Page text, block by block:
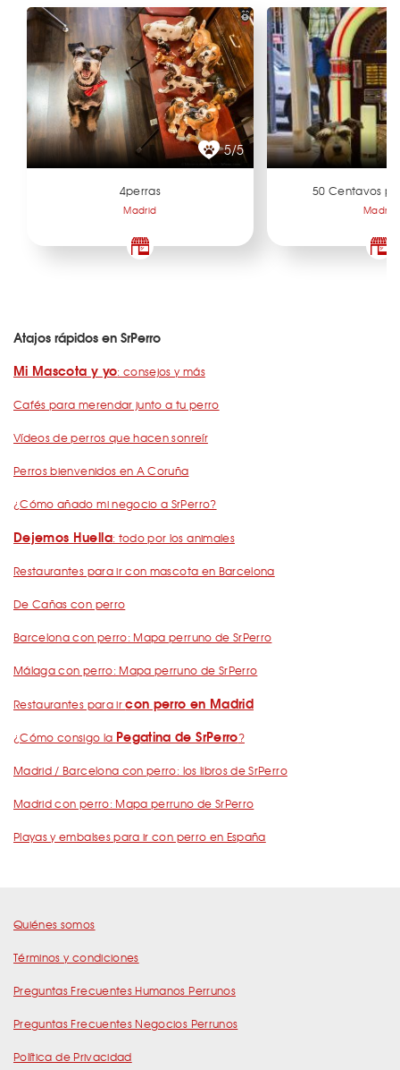
5/5
4perras
Madrid
50 Centavos
Madrid
Atajos rápidos en SrPerro
Mi Mascota y yo: consejos y más
Cafés para merendar junto a tu perro
Vídeos de perros que hacen sonreír
Perros bienvenidos en A Coruña
¿Cómo añado mi negocio a SrPerro?
Dejemos Huella: todo por los animales
Restaurantes para ir con mascota en Barcelona
De Cañas con perro
Barcelona con perro: Mapa perruno de SrPerro
Málaga con perro: Mapa perruno de SrPerro
Restaurantes para ircon perro en Madrid
¿Cómo consigo la Pegatina de SrPerro?
Madrid / Barcelona con perro: los libros de SrPerro
Madrid con perro: Mapa perruno de SrPerro
Playas y embalses para ir con perro en España
Quiénes somos
Términos y condiciones
Preguntas Frecuentes Humanos Perrunos
Preguntas Frecuentes Negocios Perrunos
Política de Privacidad